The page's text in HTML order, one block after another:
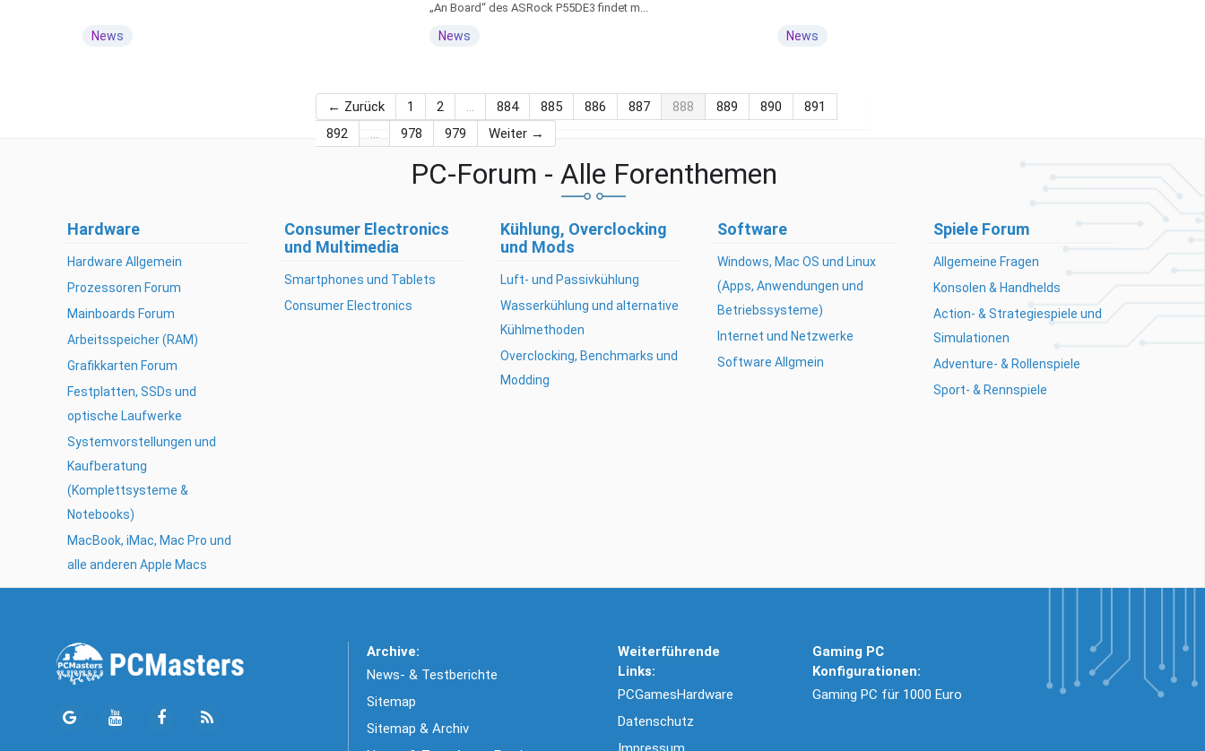
News
„An Board“ des ASRock P55DE3 findet m...
News News
← Zurück 1 2 … 884 885 886 887 888 889 890
891
892
… 978 979 Weiter →
PC-Forum - Alle Forenthemen
Hardware
Hardware Allgemein
Prozessoren Forum
Mainboards Forum
Arbeitsspeicher (RAM)
Grafikkarten Forum
Festplatten, SSDs und
optische Laufwerke
Systemvorstellungen und
Kaufberatung
(Komplettsysteme &
Notebooks)
MacBook, iMac, Mac Pro und
alle anderen Apple Macs
Consumer Electronics
und Multimedia
Smartphones und Tablets
Consumer Electronics
Kühlung, Overclocking
und Mods
Luft- und Passivkühlung
Wasserkühlung und alternative
Kühlmethoden
Overclocking, Benchmarks und
Modding
Software
Windows, Mac OS und Linux
(Apps, Anwendungen und
Betriebssysteme)
Internet und Netzwerke
Software Allgmein
Spiele Forum
Allgemeine Fragen
Konsolen & Handhelds
Action- & Strategiespiele und
Simulationen
Adventure- & Rollenspiele
Sport- & Rennspiele
Archive:
News- & Testberichte
Sitemap
Sitemap & Archiv
Weiterführende
Links:
PCGamesHardware
Datenschutz
Gaming PC
Konfigurationen:
Gaming PC für 1000 Euro